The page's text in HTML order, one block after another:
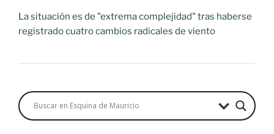
La situación es de "extrema complejidad" tras haberse
registrado cuatro cambios radicales de viento